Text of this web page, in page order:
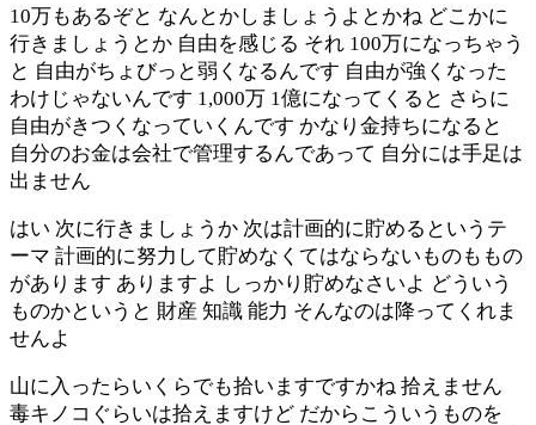
10万もあるぞと なんとかしましょうよとかね どこかに
行きましょうとか 自由を感じる それ 100万になっちゃう
と 自由がちょびっと弱くなるんです 自由が強くなった
わけじゃないんです 1,000万 1億になってくると さらに
自由がきつくなっていくんです かなり金持ちになると
自分のお金は会社で管理するんであって 自分には手足は
出ません
はい 次に行きましょうか 次は計画的に貯めるというテ
ーマ 計画的に努力して貯めなくてはならないものももの
があります ありますよ しっかり貯めなさいよ どういう
ものかというと 財産 知識 能力 そんなのは降ってくれま
せんよ
山に入ったらいくらでも拾いますですかね 拾えません
毒キノコぐらいは拾えますけど だからこういうものを